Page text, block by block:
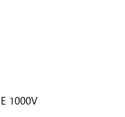
1000V